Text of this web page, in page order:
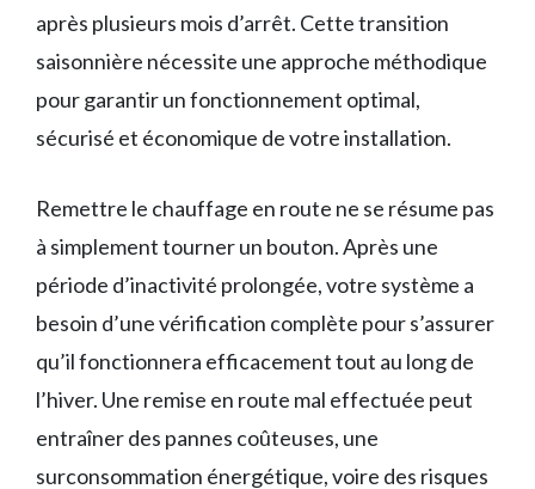
après plusieurs mois d’arrêt. Cette transition
saisonnière nécessite une approche méthodique
pour garantir un fonctionnement optimal,
sécurisé et économique de votre installation.
Remettre le chauffage en route ne se résume pas
à simplement tourner un bouton. Après une
période d’inactivité prolongée, votre système a
besoin d’une vérification complète pour s’assurer
qu’il fonctionnera efficacement tout au long de
l’hiver. Une remise en route mal effectuée peut
entraîner des pannes coûteuses, une
surconsommation énergétique, voire des risques